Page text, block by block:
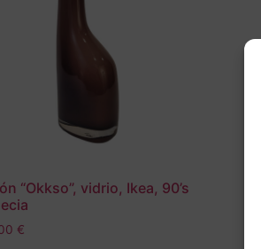
“Okkso”, vidrio, Ikea, 90’s
€